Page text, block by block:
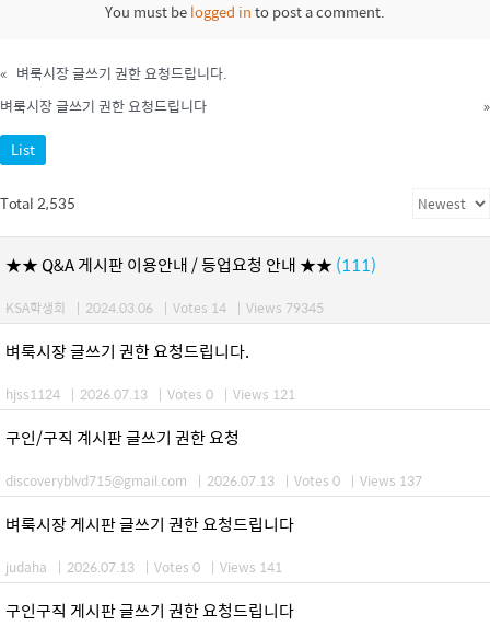
You must belogged into post a comment.
« 벼룩시장 글쓰기 권한 요청드립니다.
벼룩시장 글쓰기 권한 요청드립니다
»
List
Total 2,535
★★ Q&A 게시판 이용안내 / 등업요청 안내 ★★ (111)
KSA학생회 | 2024.03.06 | Votes 14 | Views 79345
벼룩시장 글쓰기 권한 요청드립니다.
hjss1124 | 2026.07.13 | Votes 0 | Views 121
구인/구직 계시판 글쓰기 권한 요청
discoveryblvd715@gmail.com | 2026.07.13 | Votes 0 | Views 137
벼룩시장 게시판 글쓰기 권한 요청드립니다
judaha | 2026.07.13 | Votes 0 | Views 141
구인구직 게시판 글쓰기 권한 요청드립니다